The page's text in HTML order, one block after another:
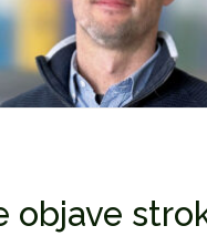
objave